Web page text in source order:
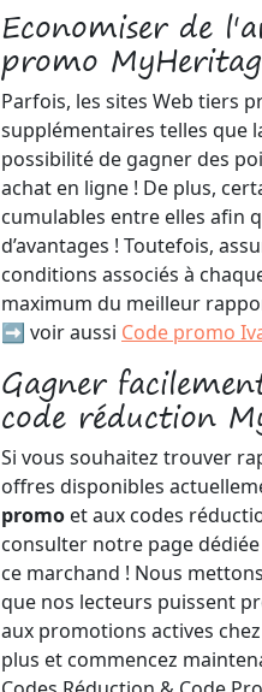
Economiser de
promo
Parfois, les sites Web tiers
supplémentaires telles que
possibilité de gagner des
achat en ligne ! De plus,
cumulables entre elles afin
d’avantages ! Toutefois,
conditions associés à
maximum du meilleur
➡️ voir aussi Code promo
Gagner
code réduction
Si vous souhaitez trouver
offres disponibles
promo et aux codes
consulter notre page
ce marchand ! Nous
que nos lecteurs puissent
aux promotions actives
plus et commencez